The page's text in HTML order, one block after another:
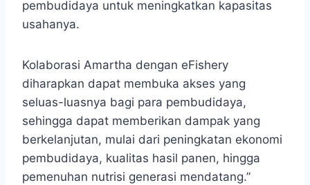
pembudidaya untuk meningkatkan kapasitas
usahanya.
Kolaborasi Amartha dengan eFishery
diharapkan dapat membuka akses yang
seluas-luasnya bagi para pembudidaya,
sehingga dapat memberikan dampak yang
berkelanjutan, mulai dari peningkatan ekonomi
pembudidaya, kualitas hasil panen, hingga
pemenuhan nutrisi generasi mendatang.”